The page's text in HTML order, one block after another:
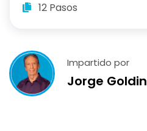
12 Pasos
Impartido por
Jorge Goldin